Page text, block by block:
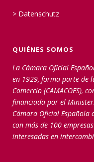
> Datenschutz
QUIÉNES SOMOS
La Cámara Oficial
en 1929, forma parte de
Comercio (CAMACOES),
financiada por el
Cámara Oficial Española
con más de 100
interesadas en